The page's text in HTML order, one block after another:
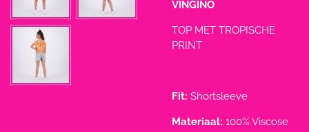
VINGINO
TOP MET TROPISCHE
PRINT
Fit: Shortsleeve
Materiaal: 100% Viscose